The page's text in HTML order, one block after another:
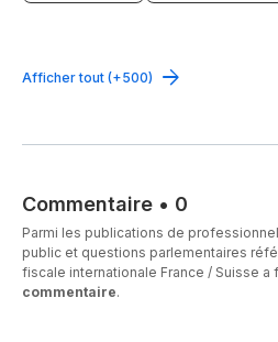
Afficher tout (+500)
Commentaire • 0
Parmi les publications de
public et questions parlementaires
fiscale internationale France / Suisse a
commentaire.